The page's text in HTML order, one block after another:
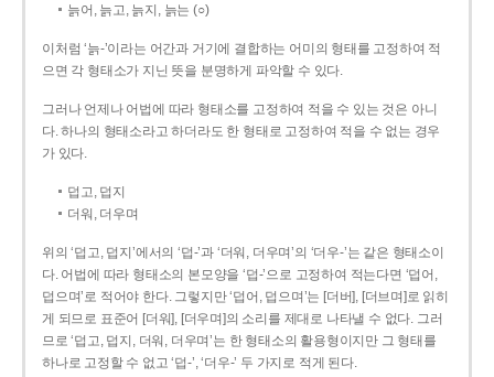
늙어, 늙고, 늙지, 늙는 (○)
이처럼 ‘늙-­’이라는 어간과 거기에 결합하는 어미의 형태를 고정하여 적
으면 각 형태소가 지닌 뜻을 분명하게 파악할 수 있다.
그러나 언제나 어법에 따라 형태소를 고정하여 적을 수 있는 것은 아니
다. 하나의 형태소라고 하더라도 한 형태로 고정하여 적을 수 없는 경우
가 있다.
덥고, 덥지
더워, 더우며
위의 ‘덥고, 덥지’에서의 ‘덥-­’과 ‘더워, 더우며’의 ‘더우-­’는 같은 형태소이
다. 어법에 따라 형태소의 본모양을 ‘덥-­’으로 고정하여 적는다면 ‘덥어,
덥으며’로 적어야 한다. 그렇지만 ‘덥어, 덥으며’는 [더버], [더브며]로 읽히
게 되므로 표준어 [더워], [더우며]의 소리를 제대로 나타낼 수 없다. 그러
므로 ‘덥고, 덥지, 더워, 더우며’는 한 형태소의 활용형이지만 그 형태를
하나로 고정할 수 없고 ‘덥-’, ‘더우-’ 두 가지로 적게 된다.